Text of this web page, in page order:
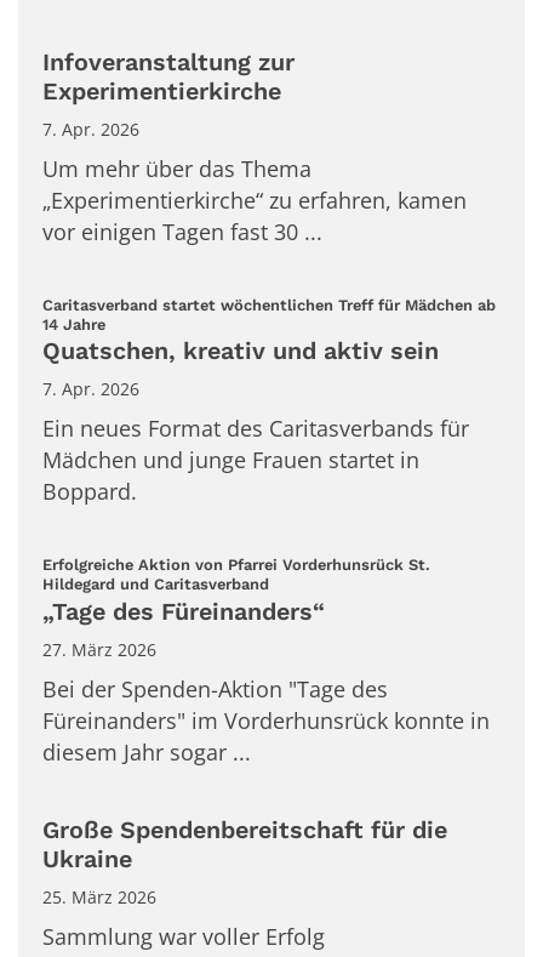
Infoveranstaltung zur
Experimentierkirche
7. Apr. 2026
Um mehr über das Thema
„Experimentierkirche“ zu erfahren, kamen
vor einigen Tagen fast 30 ...
Caritasverband startet wöchentlichen Treff für Mädchen ab
14 Jahre:
Quatschen, kreativ und aktiv sein
7. Apr. 2026
Ein neues Format des Caritasverbands für
Mädchen und junge Frauen startet in
Boppard.
Erfolgreiche Aktion von Pfarrei Vorderhunsrück St.
Hildegard und Caritasverband
„Tage des Füreinanders“
27. März 2026
Bei der Spenden-Aktion "Tage des
Füreinanders" im Vorderhunsrück konnte in
diesem Jahr sogar ...
Große Spendenbereitschaft für die
Ukraine
25. März 2026
Sammlung war voller Erfolg